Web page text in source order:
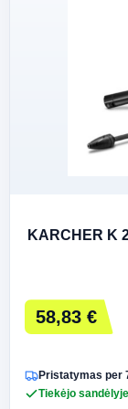
KARCHER K
58,83 €
Pristatymas per
Tiekėjo sandėlyje